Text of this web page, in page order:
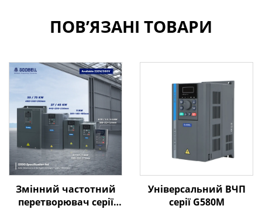
ПОВ’ЯЗАНІ ТОВАРИ
Змінний частотний
перетворювач серії
Універсальний ВЧП
серії G580M